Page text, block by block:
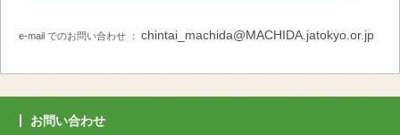
e-mail でのお問い合わせ ： chintai_machida@MACHIDA.jatokyo.or.jp
お問い合わせ